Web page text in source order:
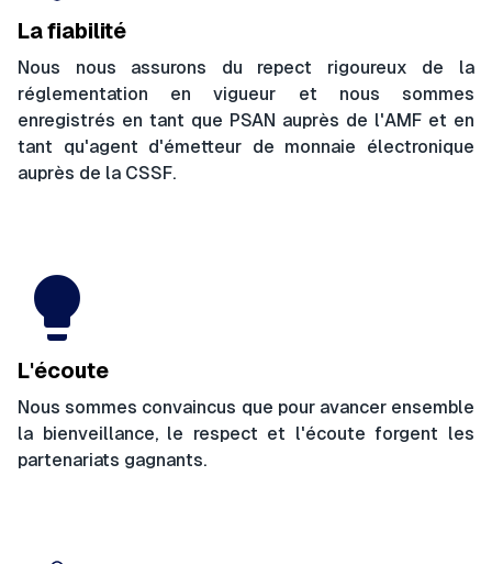
La fiabilité
Nous nous assurons du repect rigoureux de la
réglementation en vigueur et nous sommes
enregistrés en tant que PSAN auprès de l'AMF et en
tant qu'agent d'émetteur de monnaie électronique
auprès de la CSSF.
lightbulb
L'écoute
Nous sommes convaincus que pour avancer ensemble
la bienveillance, le respect et l'écoute forgent les
partenariats gagnants.